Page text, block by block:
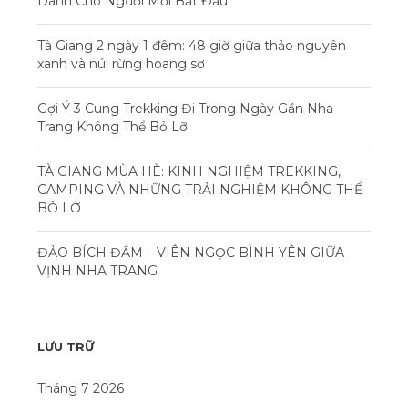
Tà Giang 2 ngày 1 đêm: 48 giờ giữa thảo nguyên
xanh và núi rừng hoang sơ
Gợi Ý 3 Cung Trekking Đi Trong Ngày Gần Nha
Trang Không Thể Bỏ Lỡ
TÀ GIANG MÙA HÈ: KINH NGHIỆM TREKKING,
CAMPING VÀ NHỮNG TRẢI NGHIỆM KHÔNG THỂ
BỎ LỠ
ĐẢO BÍCH ĐẦM – VIÊN NGỌC BÌNH YÊN GIỮA
VỊNH NHA TRANG
LƯU TRỮ
Tháng 7 2026